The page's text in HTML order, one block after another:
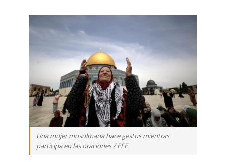
Una mujer musulmana hace gestos mientras
participa en las oraciones / EFE